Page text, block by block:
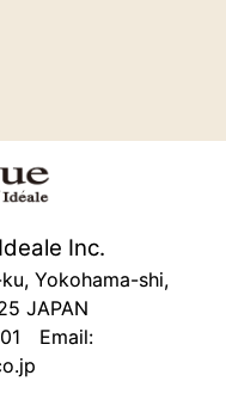
Inc.
Yokohama-shi,
JAPAN
Email: